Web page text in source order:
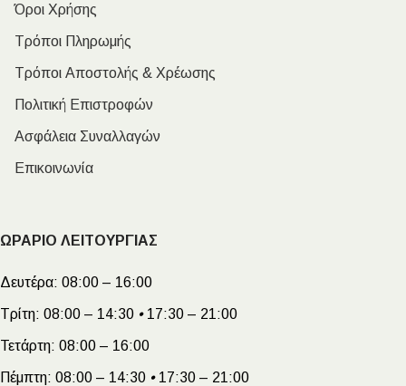
Όροι Χρήσης
Τρόποι Πληρωμής
Τρόποι Αποστολής & Χρέωσης
Πολιτική Επιστροφών
Ασφάλεια Συναλλαγών
Επικοινωνία
ΩΡΑΡΙΟ ΛΕΙΤΟΥΡΓΙΑΣ
Δευτέρα: 08:00 – 16:00
Τρίτη: 08:00 – 14:30 •17:30 – 21:00
Τετάρτη: 08:00 – 16:00
Πέμπτη: 08:00 – 14:30 •17:30 – 21:00